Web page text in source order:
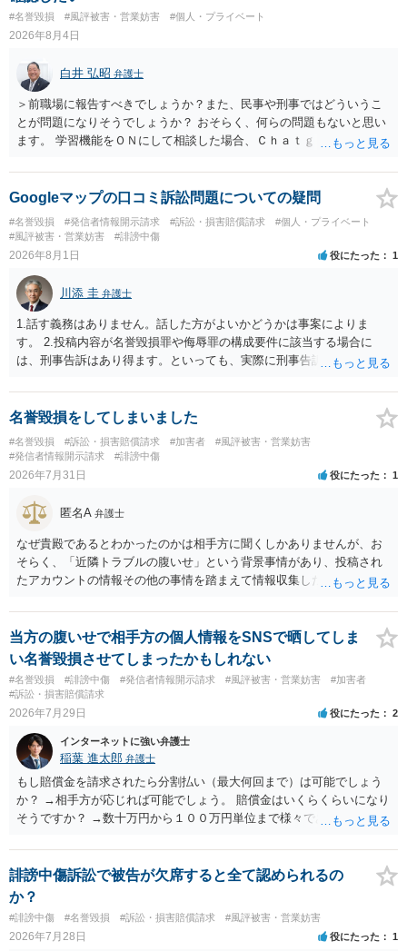
#名誉毀損 #風評被害・営業妨害 #個人・プライベート
2026年8月4日
白井 弘昭 弁護士
＞前職場に報告すべきでしょうか？また、民事や刑事ではどういうこ
とが問題になりそうでしょうか？ おそらく、何らの問題もないと思い
ます。 学習機能をＯＮにして相談した場合、Ｃｈａｔｇｐｔがｏｐｅ
する可能性がありますが、個人名や会社名を特定していない限り、一
般論として抽象化されて回答に織り込まれる可能性が生じるにすぎま
せんので、その情報自体が、秘密情報に当たるとは思えませんし、名
誉棄損として、個人や会社に対する誹謗中傷の不特定多数への公開に
当たるとも思われません。 もちろん、誰がその内容をｃｈａｔｇｐｔ
をせずに書き込んだことで（おそらく特定して書き込んだとして
も）、相談者さんが刑事民事の責任に問われることはないでしょう。
私見ながらご参考まで。
Googleマップの口コミ訴訟問題についての疑問
#名誉毀損 #発信者情報開示請求 #訴訟・損害賠償請求
#個人・プライベート
#風評被害・営業妨害
#誹謗中傷
2026年8月1日 役にたった 1
川添 圭 弁護士
1.話す義務はありません。話した方がよいかどうかは事案によりま
す。 2.投稿内容が名誉毀損罪や侮辱罪の構成要件に該当する場合に
は、刑事告訴はあり得ます。といっても、実際に刑事告訴に動くかど
です。Googleは電話番号の開示請求もできることが多いので、少しで
も特定可能になるよう、複数ルートで開示請求が行われることが多い
です。さらにいえば、利用者からの口コミ投稿の場合、開示請求者は
ある程度対象者を特定できている（ただし証拠による裏付けか必要な
ので発信者情報開示請求をする）というケースが比較的多いと思われ
名誉毀損をしてしまいました
#名誉毀損 #訴訟・損害賠償請求 #加害者
#風評被害・営業妨害
#発信者情報開示請求
#誹謗中傷
2026年7月31日 役にたった 1
匿名A 弁護士
なぜ貴殿であるとわかったのかは相手方に聞くしかありませんが、お
そらく、「近隣トラブルの腹いせ」という背景事情があり、投稿され
たアカウントの情報その他の事情を踏まえて情報収集した結果、この
貴殿が投稿した事実を認めてしまったことで「答え合わせ」になって
しまったのではないでしょうか。 相手方の動きについても、相手方次
第ですので何とも言えません。公開の場で回答するには情報が乏し
く、ここで詳細を明らかにすることは事案の特定に繋がってしまうの
で、弁護士へ直接相談した方がよいです。
当方の腹いせで相手方の個人情報をSNSで晒してしま
い名誉毀損させてしまったかもしれない
#名誉毀損 #誹謗中傷 #発信者情報開示請求 #風評被害・営業妨害
#加害者
#訴訟・損害賠償請求
2026年7月29日 役にたった 2
インターネットに強い弁護士
稲葉 進太郎 弁護士
もし賠償金を請求されたら分割払い（最大何回まで）は可能でしょう
か？ →相手方が応じれば可能でしょう。 賠償金はいくらくらいになり
そうですか？ →数十万円から１００万円単位まで様々であり、不明で
渉が行われ、双方合意に至れば支払が開始され、決裂して相手方が訴
訟提起を選択すれば訴訟の中で解決がなされる流れが通常です。
誹謗中傷訴訟で被告が欠席すると全て認められるの
か？
#誹謗中傷 #名誉毀損 #訴訟・損害賠償請求 #風評被害・営業妨害
2026年7月28日 役にたった 1